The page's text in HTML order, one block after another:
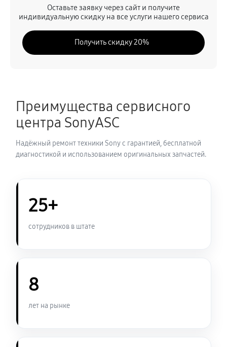
Замена экрана ноутбука Sony VAIO SV-T1122H4R
1030 руб 80 минут
Замена шлейфа матрицы
T1122H4R
900 руб
Замена системы охлаждения
Замена звуковой карты
Оставьте заявку через сайт и получите
индивидуальную скидку на все услуги нашего сервиса
Получить скидку 20%
Преимущества сервисного
центра SonyASC
Надёжный ремонт техники Sony с гарантией, бесплатной
диагностикой и использованием оригинальных запчастей.
25+
сотрудников в штате
8
лет на рынке